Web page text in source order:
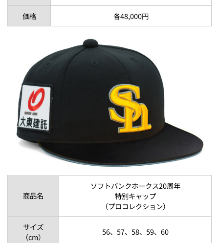
価格
各48,000円
商品名
ソフトバンクホークス20周年
特別キャップ
（プロコレクション）
サイズ
（cm）
56、57、58、59、60